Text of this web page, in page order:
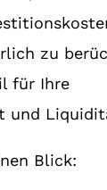
zu
für Ihre
und
Blick: